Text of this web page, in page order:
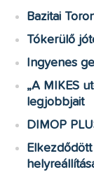
Bazitai
Tókerülő
Ingyenes
„A MIKES
legjobbjait
DIMOP